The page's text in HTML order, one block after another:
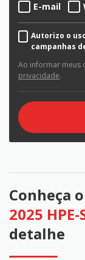
E-mail
Autorizo o
campanhas
Ao informar meus
privacidade.
Conheça o
2025 HPE-
detalhe